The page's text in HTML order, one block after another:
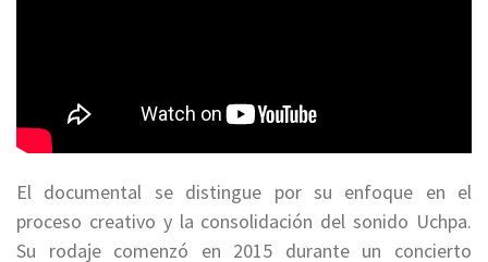
El documental se distingue por su enfoque en el
proceso creativo y la consolidación del sonido Uchpa.
Su rodaje comenzó en 2015 durante un concierto